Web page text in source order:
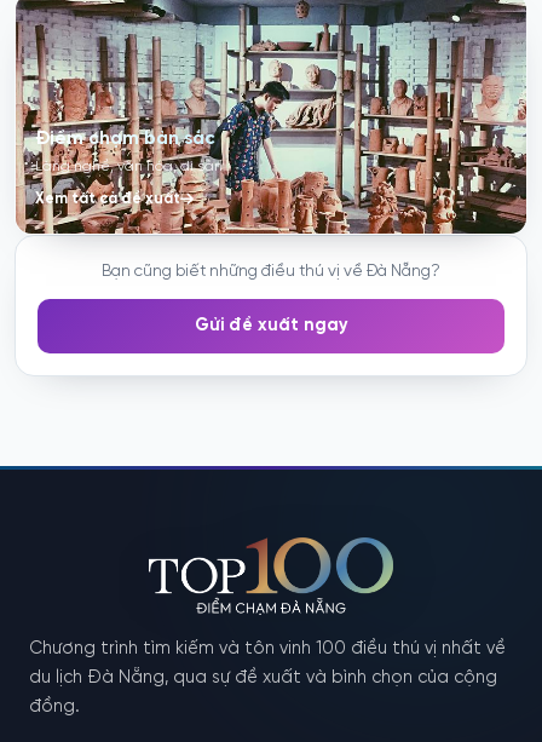
Điểm chạm bản sắc
Làng nghề, văn hóa, di sản
Xem tất cả đề xuất
Bạn cũng biết những điều thú vị về Đà Nẵng?
Gửi đề xuất ngay
Chương trình tìm kiếm và tôn vinh 100 điều thú vị nhất về
du lịch Đà Nẵng, qua sự đề xuất và bình chọn của cộng
đồng.